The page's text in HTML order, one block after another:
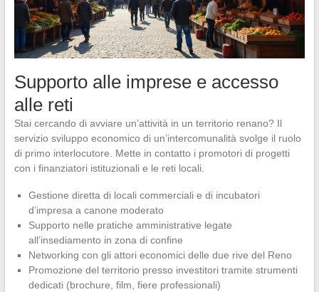
Supporto alle imprese e accesso
alle reti
Stai cercando di avviare un’attività in un territorio renano? Il
servizio sviluppo economico di un’intercomunalità svolge il ruolo
di primo interlocutore. Mette in contatto i promotori di progetti
con i finanziatori istituzionali e le reti locali.
Gestione diretta di locali commerciali e di incubatori
d’impresa a canone moderato
Supporto nelle pratiche amministrative legate
all’insediamento in zona di confine
Networking con gli attori economici delle due rive del Reno
Promozione del territorio presso investitori tramite strumenti
dedicati (brochure, film, fiere professionali)